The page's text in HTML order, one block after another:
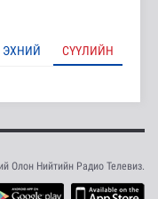
ЭХНИЙ СҮҮЛИЙН
Олон Нийтийн Радио Телевиз.